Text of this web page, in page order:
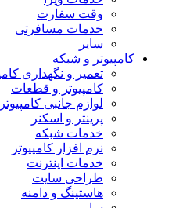
وقت سفارت
خدمات مسافرتی
سایر
کامپیوتر و شبکه
تعمیر و نگهداری
کامپیوتر و قطعات
لوازم جانبی کامپیوتر
پرینتر و اسکنر
خدمات شبکه
نرم افزار کامپیوتر
خدمات اینترنت
طراحی سایت
هاستینگ و دامنه